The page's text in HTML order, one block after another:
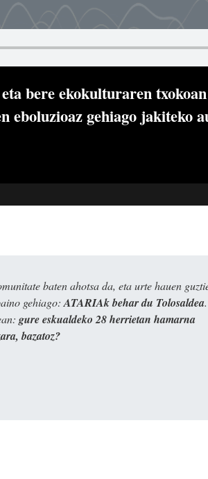
bere ekokulturaren txokoan
eboluzioaz gehiago jakiteko
baten ahotsa da, eta urte hauen
gehiago: ATARIAk behar du Tolosaldea.
gure eskualdeko 28 herrietan hamarna
bazatoz?